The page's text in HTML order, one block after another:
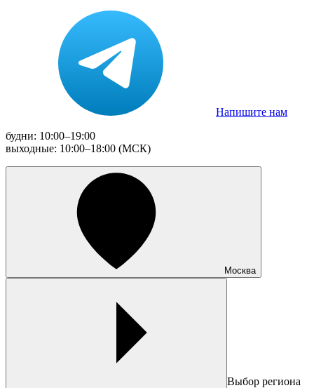
Напишите нам
будни: 10:00–19:00
выходные: 10:00–18:00 (МСК)
Москва
Выбор региона